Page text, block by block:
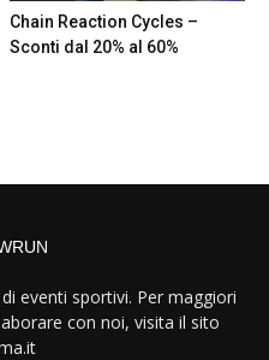
Chain Reaction Cycles –
Sconti dal 20% al 60%
eventi sportivi. Per maggiori
con noi, visita il sito